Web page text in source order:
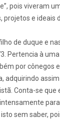
pois viveram
projetos e ideais
de duque e
Pertencia à
por cônegos
adquirindo
Conta-se que
sem saber,